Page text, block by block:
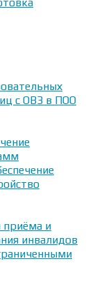
с ОВЗ в ПОО
приёма и
инвалидов